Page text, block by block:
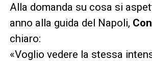
Alla domanda su cosa si
anno alla guida del Napoli,
chiaro:
«Voglio vedere la stessa